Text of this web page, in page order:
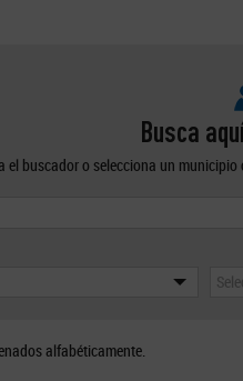
Busca
el buscador o selecciona un
alfabéticamente.